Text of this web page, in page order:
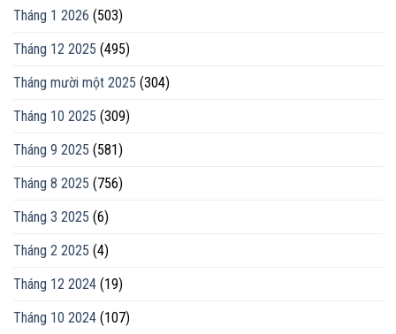
Tháng 1 2026 (503)
Tháng 12 2025 (495)
Tháng mười một 2025 (304)
Tháng 10 2025 (309)
Tháng 9 2025 (581)
Tháng 8 2025 (756)
Tháng 3 2025 (6)
Tháng 2 2025 (4)
Tháng 12 2024 (19)
Tháng 10 2024 (107)